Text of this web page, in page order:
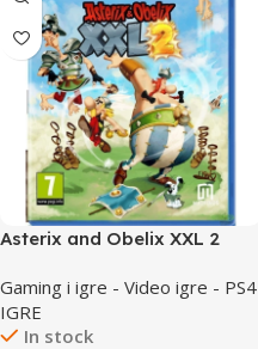
Asterix and Obelix XXL 2
Gaming i igre - Video igre - PS4
IGRE
In stock